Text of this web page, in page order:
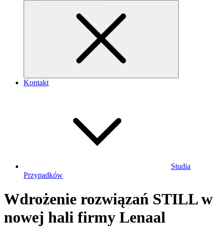
Kontakt
Studia
Przypadków
Wdrożenie rozwiązań STILL w
nowej hali firmy Lenaal